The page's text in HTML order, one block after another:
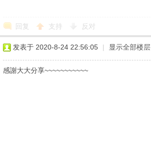
回复 支持 反对
发表于 2020-8-24 22:56:05 | 显示全部楼层
感謝大大分享~~~~~~~~~~~